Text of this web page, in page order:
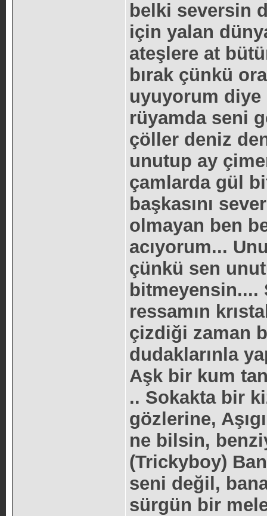
belki seversin
için yalan
ateşlere at
bırak çünkü
uyuyorum
rüyamda seni
çöller deniz
unutup ay
çamlarda gül
başkasını
olmayan ben
acıyorum...
çünkü sen
bitmeyensin....
ressamın
çizdiği zaman
dudaklarınla
Aşk bir kum
.. Sokakta bir
gözlerine,
ne bilsin,
(Trickyboy)
seni değil,
sürgün bir